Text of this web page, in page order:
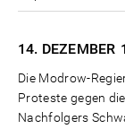
14. DEZEMBER
Die Modrow-
Proteste gegen
Nachfolgers